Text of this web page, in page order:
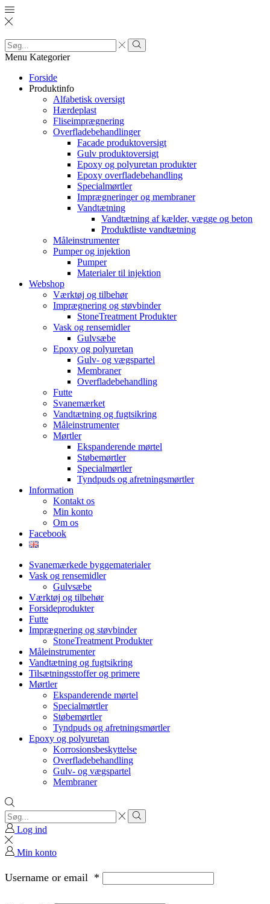
Search
input
Search
Menu Kategorier
Forside
Produktinfo
Alfabetisk oversigt
Hærdeplast
Fliseimprægnering
Overfladebehandlinger
Facade produktoversigt
Gulv produktoversigt
Epoxy og polyuretan produkter
Epoxy overfladebehandling
Specialmørtler
Imprægneringer og membraner
Vandtætning
Vandtætning af kælder, vægge og beton
Produktliste vandtætning
Måleinstrumenter
Pumper og injektion
Pumper
Materialer til injektion
Webshop
Værktøj og tilbehør
Imprægnering og støvbinder
StoneTreatment Produkter
Vask og rensemidler
Gulvsæbe
Epoxy og polyuretan
Gulv- og vægspartel
Membraner
Overfladebehandling
Futte
Svanemærket
Vandtætning og fugtsikring
Måleinstrumenter
Mørtler
Ekspanderende mørtel
Støbemørtler
Specialmørtler
Tyndpuds og afretningsmørtler
Information
Kontakt os
Min konto
Om os
Facebook
Svanemærkede byggematerialer
Vask og rensemidler
Gulvsæbe
Værktøj og tilbehør
Forsideprodukter
Futte
Imprægnering og støvbinder
StoneTreatment Produkter
Måleinstrumenter
Vandtætning og fugtsikring
Tilsætningsstoffer og primere
Mørtler
Ekspanderende mørtel
Specialmørtler
Støbemørtler
Tyndpuds og afretningsmørtler
Epoxy og polyuretan
Korrosionsbeskyttelse
Overfladebehandling
Gulv- og vægspartel
Membraner
Search
input
Search
Log ind
Min konto
Username or email *